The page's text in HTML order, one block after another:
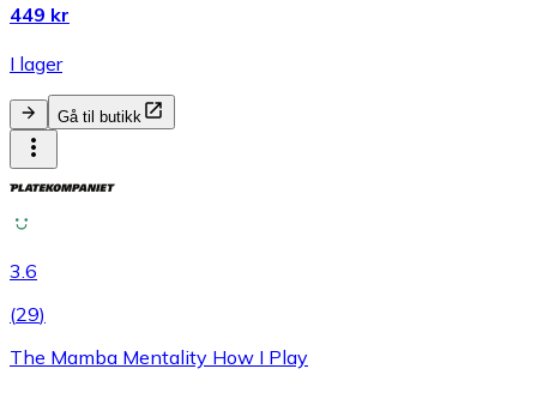
449 kr
I lager
Gå til butikk
3.6
(29)
The Mamba Mentality How I Play